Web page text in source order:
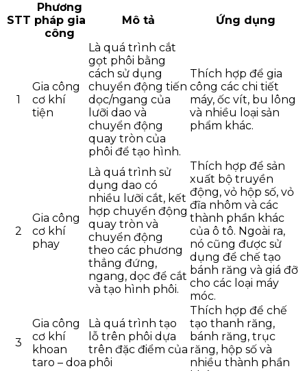
STT
Phương
pháp gia
công
Mô tả Ứng dụng
1
Gia công
cơ khí
tiện
Là quá trình cắt
gọt phôi bằng
cách sử dụng
chuyển động tiến
dọc/ngang của
lưỡi dao và
chuyển động
quay tròn của
phôi để tạo hình.
Thích hợp để gia
công các chi tiết
máy, ốc vít, bu lông
và nhiều loại sản
phẩm khác.
2
Gia công
cơ khí
phay
Là quá trình sử
dụng dao có
nhiều lưỡi cắt, kết
hợp chuyển động
quay tròn và
chuyển động
theo các phương
thẳng đứng,
ngang, dọc để cắt
và tạo hình phôi.
Thích hợp để sản
xuất bộ truyền
động, vỏ hộp số, vỏ
đĩa nhôm và các
thành phần khác
của ô tô. Ngoài ra,
nó cũng được sử
dụng để chế tạo
bánh răng và giá đỡ
cho các loại máy
móc.
3
Gia công
cơ khí
khoan
taro – doa
Là quá trình tạo
lỗ trên phôi dựa
trên đặc điểm của
phôi
Thích hợp để chế
tạo thanh răng,
bánh răng, trục
răng, hộp số và
nhiều thành phần